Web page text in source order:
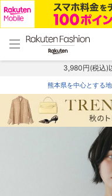
menu home
トップ
3,980円(税込)
熊本県を中心とする